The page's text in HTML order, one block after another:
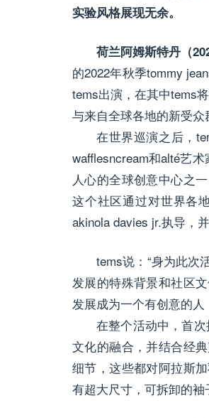
实验风格展现无余。
荷兰阿姆斯特丹（
的2022年秋季tommy
tems出演，在其中tems
与来自全球各地的新受众
在世界巡演之后，
wafflesncream和alté艺
人心的全球创意中心之
这个社区通过对世界各
akinola davies jr.执导，
tems说：“身为此次
发展的特殊背景和社区
发展成为一个有创意的
在整个活动中，首
文化的融合，并结合经
细节，这些都对阿拉斯
有超大尺寸，可拆卸的袖